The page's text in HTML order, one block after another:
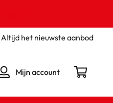
Altijd het nieuwste aanbod
Mijn account